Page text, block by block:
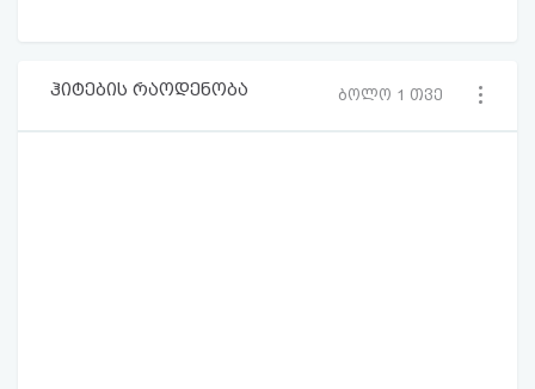
ჰიტების რაოდენობა ბოლო 1 თვე